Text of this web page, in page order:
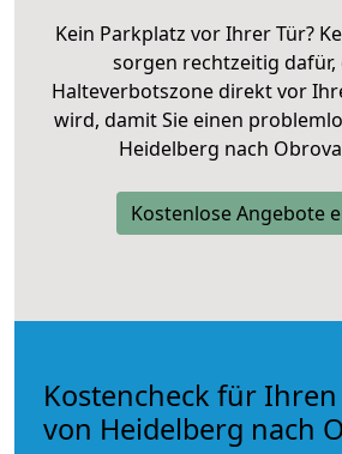
Kein Parkplatz vor Ihrer Tür?
sorgen rechtzeitig dafür,
Halteverbotszone direkt vor
wird, damit Sie einen
Heidelberg nach
Kostenlose Angebote
Kostencheck für
von Heidelberg nach